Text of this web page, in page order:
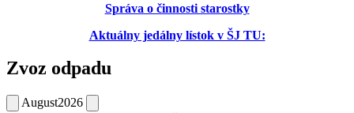
Správa o činnosti starostky
Aktuálny jedálny lístok v ŠJ TU:
Zvoz odpadu
August2026